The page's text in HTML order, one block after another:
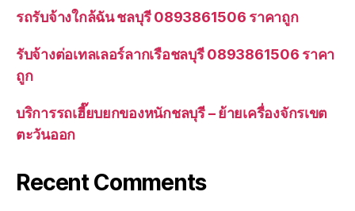
รถรับจ้างใกล้ฉัน ชลบุรี 0893861506 ราคาถูก
รับจ้างต่อเทลเลอร์ลากเรือชลบุรี 0893861506 ราคา
ถูก
บริการรถเฮี๊ยบยกของหนักชลบุรี – ย้ายเครื่องจักรเขต
ตะวันออก
Recent Comments